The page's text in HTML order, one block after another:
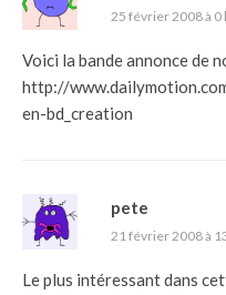
25 février 2008 à 0
Voici la bande annonce de
http://
en-bd_creation
pete
21 février 2008 à
Le plus intéressant dans